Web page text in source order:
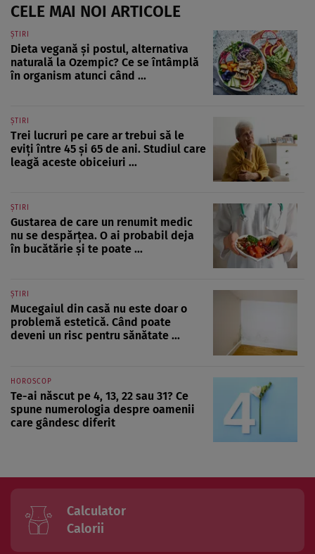
CELE MAI NOI ARTICOLE
ȘTIRI
Dieta vegană și postul, alternativa
naturală la Ozempic? Ce se întâmplă
în organism atunci când ...
ȘTIRI
Trei lucruri pe care ar trebui să le
eviți între 45 și 65 de ani. Studiul care
leagă aceste obiceiuri ...
ȘTIRI
Gustarea de care un renumit medic
nu se despărțea. O ai probabil deja
în bucătărie și te poate ...
ȘTIRI
Mucegaiul din casă nu este doar o
problemă estetică. Când poate
deveni un risc pentru sănătate ...
HOROSCOP
Te-ai născut pe 4, 13, 22 sau 31? Ce
spune numerologia despre oamenii
care gândesc diferit
Calculator
Calorii